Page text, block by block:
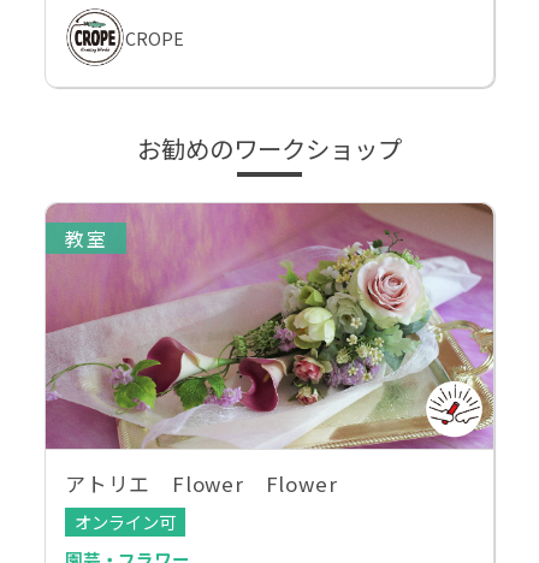
CROPE
お勧めのワークショップ
教室
アトリエ Flower Flower
オンライン可